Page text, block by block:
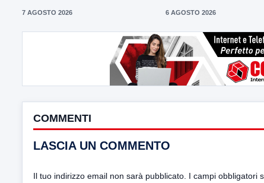
7 AGOSTO 2026 6 AGOSTO 2026
COMMENTI
LASCIA UN COMMENTO
Il tuo indirizzo email non sarà pubblicato. I campi obbligatori